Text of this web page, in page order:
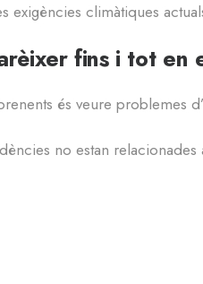
exigències climàtiques
fins i tot en
és veure problemes
no estan